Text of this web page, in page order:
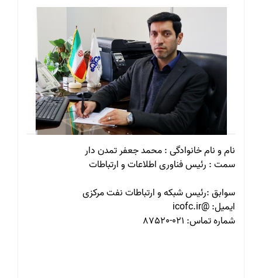
نام و نام خانوادگی : محمد جعفر تمدن دار
سمت : رئیس فناوری اطلاعات و ارتباطات
سوابق :رئیس شبکه و ارتباطات نفت مرکزی
ایمیل: @icofc.ir
شماره تماس: 021-87520